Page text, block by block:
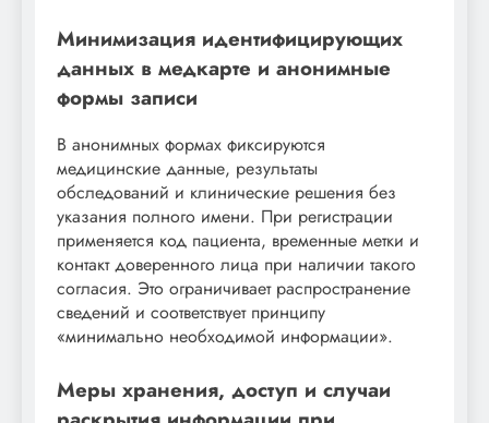
Минимизация идентифицирующих
данных в медкарте и анонимные
формы записи
В анонимных формах фиксируются
медицинские данные, результаты
обследований и клинические решения без
указания полного имени. При регистрации
применяется код пациента, временные метки и
контакт доверенного лица при наличии такого
согласия. Это ограничивает распространение
сведений и соответствует принципу
«минимально необходимой информации».
Меры хранения, доступ и случаи